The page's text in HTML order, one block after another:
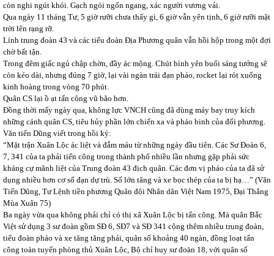
còn nghi ngút khói. Gạch ngói ngổn ngang, xác người vương vải.
Qua ngày 11 tháng Tư, 5 giờ rưỡi chưa thấy gì, 6 giờ vẫn yên tịnh, 6 giờ rưỡi mặt
trời lên rạng rỡ.
Lính trung đoàn 43 và các tiểu đoàn Địa Phương quân vẫn hồi hộp trong một đợi
chờ bất tận.
Trong đêm giấc ngủ chập chờn, đầy ác mộng. Chút bình yên buổi sáng tưởng sẽ
còn kéo dài, nhưng đúng 7 giờ, lại vài ngàn trái đạn pháo, rocket lại rót xuống
kinh hoàng trong vòng 70 phút.
Quân CS lại ồ ạt tấn công vũ bão hơn.
Đồng thời mấy ngày qua, không lực VNCH cũng đã dùng máy bay truy kích
những cánh quân CS, tiêu hủy phần lớn chiến xa và pháo binh của đối phương.
Văn tiến Dũng viết trong hồi ký:
“Mặt trận Xuân Lộc ác liệt và đẫm máu từ những ngày đầu tiên. Các Sư Đoàn 6,
7, 341 của ta phải tiến công trong thành phố nhiều lần nhưng gặp phải sức
kháng cự mãnh liệt của Trung đoàn 43 địch quân. Các đơn vị pháo của ta đã sử
dụng nhiều hơn cơ số đạn dự trù. Số lớn tăng và xe bọc thép của ta bị hạ…” (Văn
Tiến Dũng, Tư Lệnh tiền phương Quân đội Nhân dân Việt Nam 1975, Đại Thắng
Mùa Xuân 75)
Ba ngày vừa qua không phải chỉ có thị xã Xuân Lộc bị tấn công. Mà quân Bắc
Việt sử dụng 3 sư đoàn gồm SĐ 6, SĐ7 và SĐ 341 cộng thêm nhiều trung đoàn,
tiểu đoàn pháo và xe tăng tăng phái, quân số khoảng 40 ngàn, đồng loạt tấn
công toàn tuyến phòng thủ Xuân Lộc, Bộ chỉ huy sư đoàn 18, với quân số